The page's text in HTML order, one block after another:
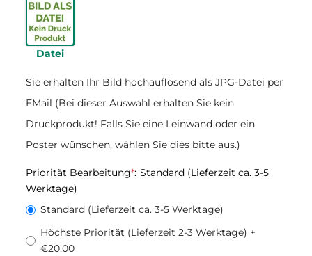
Datei
Sie erhalten Ihr Bild hochauflösend als JPG-Datei per
EMail (Bei dieser Auswahl erhalten Sie kein
Druckprodukt! Falls Sie eine Leinwand oder ein
Poster wünschen, wählen Sie dies bitte aus.)
Priorität Bearbeitung*: Standard (Lieferzeit ca. 3-5
Werktage)
Standard (Lieferzeit ca. 3-5 Werktage)
Höchste Priorität (Lieferzeit 2-3 Werktage) +
€20,00